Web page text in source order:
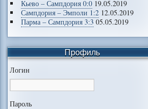
Кьево – Сампдория 0:0 19.05.2019
Сампдория – Эмполи 1:2 12.05.2019
Парма – Сампдория 3:3 05.05.2019
Профиль
Логин
Пароль